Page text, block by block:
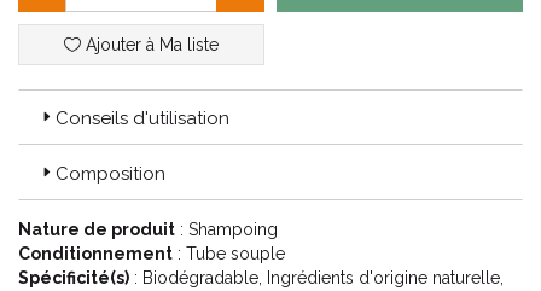
Ajouter à Ma liste
Conseils d'utilisation
Composition
Nature de produit : Shampoing
Conditionnement : Tube souple
Spécificité(s) : Biodégradable, Ingrédients d'origine naturelle,